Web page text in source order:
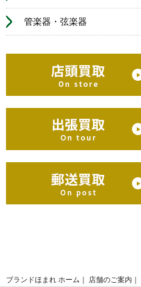
管楽器・弦楽器
ブランドほまれ ホーム 店舗のご案内